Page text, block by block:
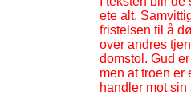
ete alt.
fristelsen til å
over andres
domstol. Gud
men at troen er
handler mot